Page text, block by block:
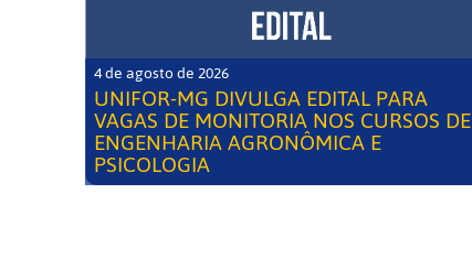
4 de agosto de 2026
UNIFOR-MG DIVULGA EDITAL PARA
VAGAS DE MONITORIA NOS CURSOS DE
ENGENHARIA AGRONÔMICA E
PSICOLOGIA